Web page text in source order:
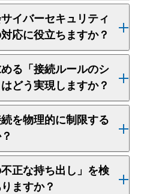
サイバーセキュリティ
応に役立ちますか？
る「接続ルールのシ
どう実現しますか？
を物理的に制限する
正な持ち出し」を検
ますか？